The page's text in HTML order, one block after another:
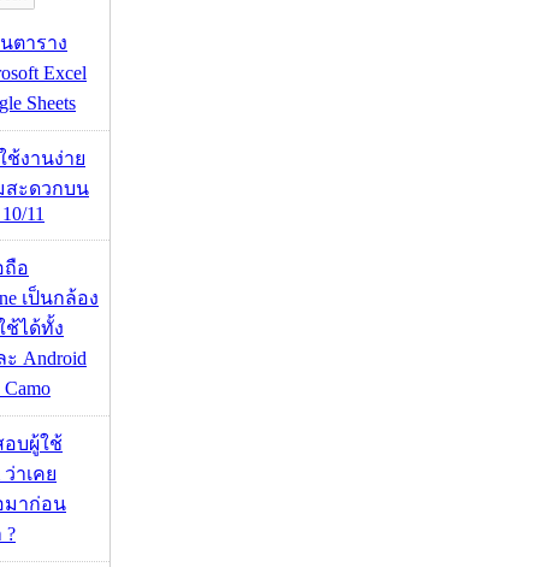
ตาราง
Excel
Sheets
ช้งานง่าย
สะดวกบน
11
ถือ
เป็นกล้อง
ช้ได้ทั้ง
ะ Android
อบผู้ใช้
ว่าเคย
มาก่อน
?